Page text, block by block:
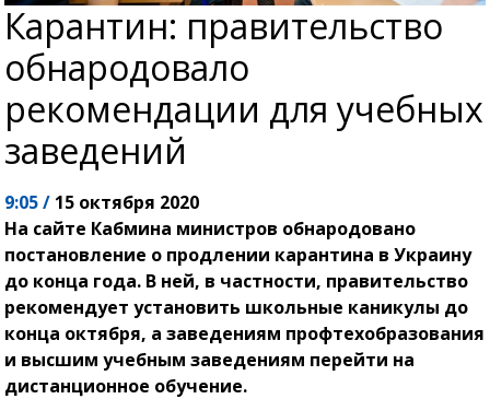
Карантин: правительство
обнародовало
рекомендации для учебных
заведений
9:05 / 15 октября 2020
На сайте Кабмина министров обнародовано
постановление о продлении карантина в Украину
до конца года. В ней, в частности, правительство
рекомендует установить школьные каникулы до
конца октября, а заведениям профтехобразования
и высшим учебным заведениям перейти на
дистанционное обучение.